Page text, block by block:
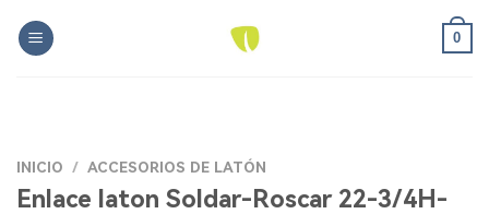
0
INICIO / ACCESORIOS DE LATÓN
Enlace laton Soldar-Roscar 22-3/4H-